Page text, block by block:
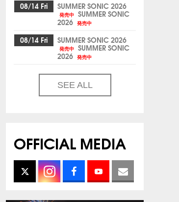
08/14 Fri SUMMER SONIC 2026
発売中 SUMMER SONIC
2026 発売中
08/14 Fri SUMMER SONIC 2026
発売中 SUMMER SONIC
2026 発売中
SEE ALL
OFFICIAL MEDIA